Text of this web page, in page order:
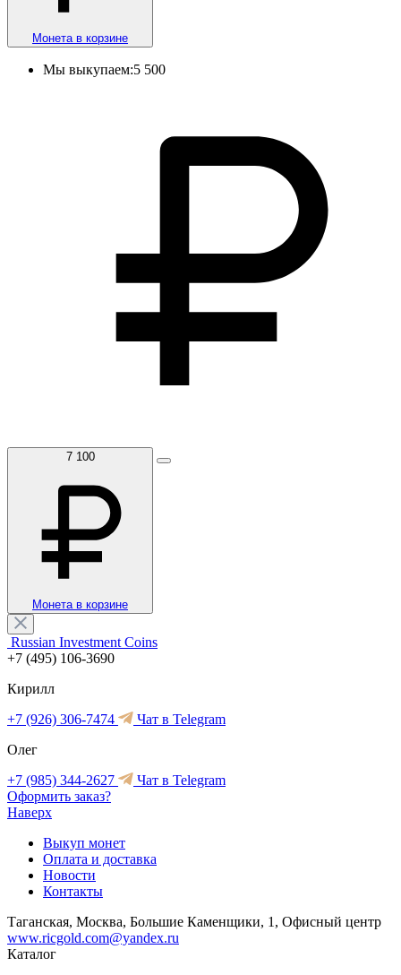
Монета в корзине
Мы выкупаем:5 500
7 100
Монета в корзине
Russian Investment Coins
+7 (495) 106-3690
Кирилл
+7 (926) 306-7474
Чат в Telegram
Олег
+7 (985) 344-2627
Чат в Telegram
Оформить заказ?
Наверх
Выкуп монет
Оплата и доставка
Новости
Контакты
Таганская, Москва, Большие Каменщики, 1, Офисный центр
www.ricgold.com@yandex.ru
Каталог